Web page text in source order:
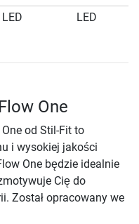
LED LED
One
od Stil-Fit to
i wysokiej jakości
One będzie idealnie
Cię do
Został opracowany we